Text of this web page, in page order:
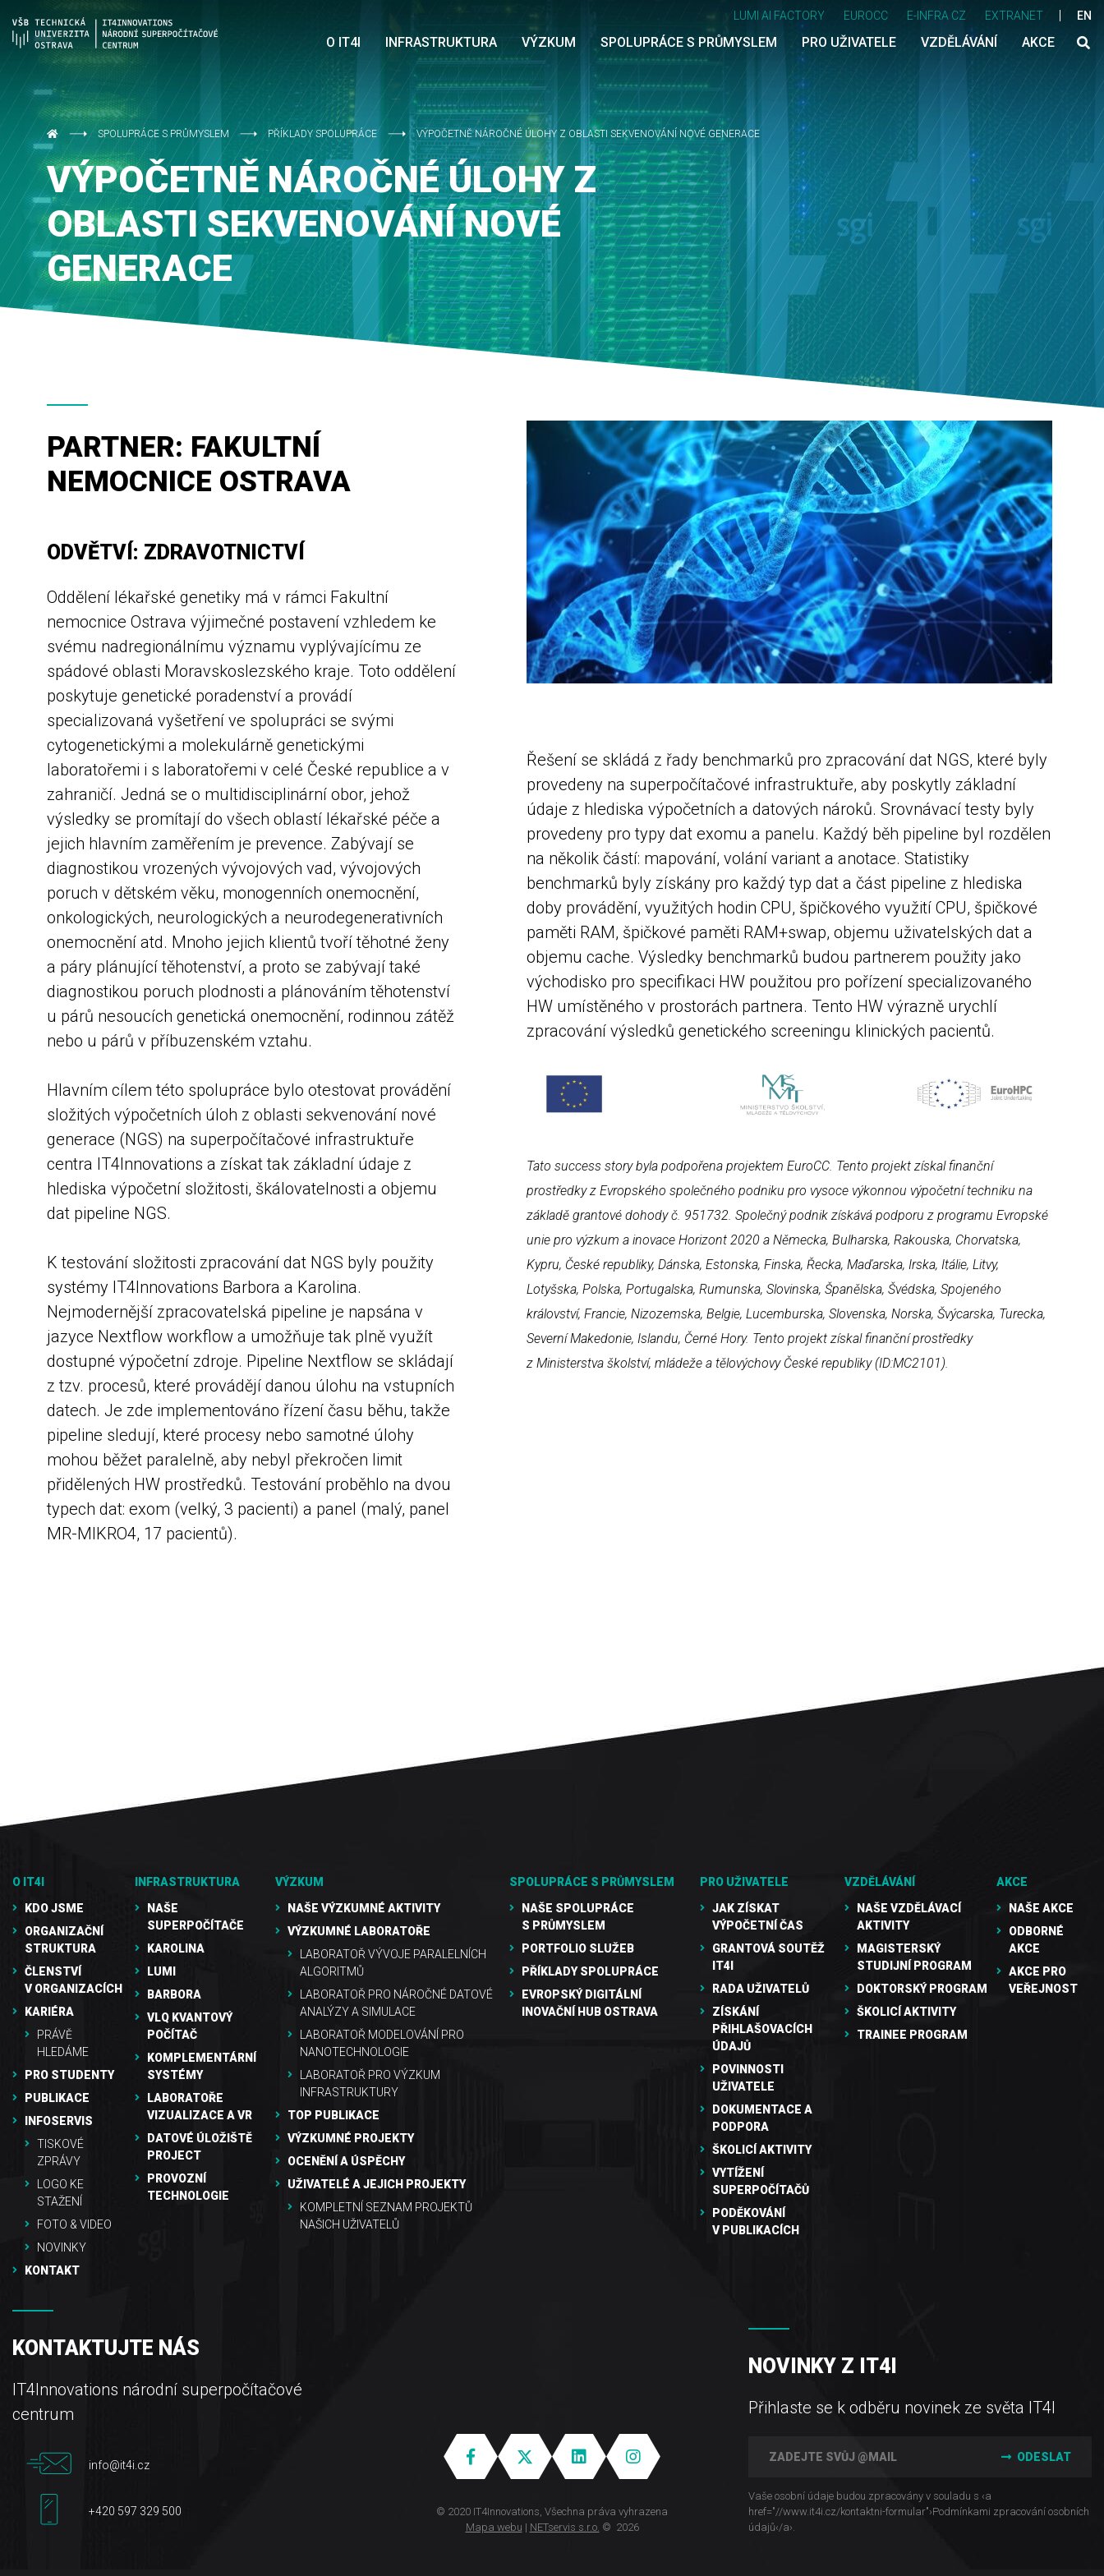
LUMI AI FACTORY EUROCC E-INFRA CZ EXTRANET EN
O IT4I INFRASTRUKTURA VÝZKUM SPOLUPRÁCE S PRŮMYSLEM PRO UŽIVATELE VZDĚLÁVÁNÍ AKCE
SPOLUPRÁCE S PRŮMYSLEM PŘÍKLADY SPOLUPRÁCE VÝPOČETNĚ NÁROČNÉ ÚLOHY Z OBLASTI SEKVENOVÁNÍ NOVÉ GENERACE
VÝPOČETNĚ NÁROČNÉ ÚLOHY Z
OBLASTI SEKVENOVÁNÍ NOVÉ
GENERACE
PARTNER: FAKULTNÍ
NEMOCNICE OSTRAVA
ODVĚTVÍ: ZDRAVOTNICTVÍ
Oddělení lékařské genetiky má v rámci Fakultní
nemocnice Ostrava výjimečné postavení vzhledem ke
svému nadregionálnímu významu vyplývajícímu ze
spádové oblasti Moravskoslezského kraje. Toto oddělení
poskytuje genetické poradenství a provádí
specializovaná vyšetření ve spolupráci se svými
cytogenetickými a molekulárně genetickými
laboratořemi i s laboratořemi v celé České republice a v
zahraničí. Jedná se o multidisciplinární obor, jehož
výsledky se promítají do všech oblastí lékařské péče a
jejich hlavním zaměřením je prevence. Zabývají se
diagnostikou vrozených vývojových vad, vývojových
poruch v dětském věku, monogenních onemocnění,
onkologických, neurologických a neurodegenerativních
onemocnění atd. Mnoho jejich klientů tvoří těhotné ženy
a páry plánující těhotenství, a proto se zabývají také
diagnostikou poruch plodnosti a plánováním těhotenství
u párů nesoucích genetická onemocnění, rodinnou zátěž
nebo u párů v příbuzenském vztahu.
Hlavním cílem této spolupráce bylo otestovat provádění
složitých výpočetních úloh z oblasti sekvenování nové
generace (NGS) na superpočítačové infrastruktuře
centra IT4Innovations a získat tak základní údaje z
hlediska výpočetní složitosti, škálovatelnosti a objemu
dat pipeline NGS.
K testování složitosti zpracování dat NGS byly použity
systémy IT4Innovations Barbora a Karolina.
Nejmodernější zpracovatelská pipeline je napsána v
jazyce Nextflow workflow a umožňuje tak plně využít
dostupné výpočetní zdroje. Pipeline Nextflow se skládají
z tzv. procesů, které provádějí danou úlohu na vstupních
datech. Je zde implementováno řízení času běhu, takže
pipeline sledují, které procesy nebo samotné úlohy
mohou běžet paralelně, aby nebyl překročen limit
přidělených HW prostředků. Testování proběhlo na dvou
typech dat: exom (velký, 3 pacienti) a panel (malý, panel
MR-MIKRO4, 17 pacientů).
Řešení se skládá z řady benchmarků pro zpracování dat NGS, které byly
provedeny na superpočítačové infrastruktuře, aby poskytly základní
údaje z hlediska výpočetních a datových nároků. Srovnávací testy byly
provedeny pro typy dat exomu a panelu. Každý běh pipeline byl rozdělen
na několik částí: mapování, volání variant a anotace. Statistiky
benchmarků byly získány pro každý typ dat a část pipeline z hlediska
doby provádění, využitých hodin CPU, špičkového využití CPU, špičkové
paměti RAM, špičkové paměti RAM+swap, objemu uživatelských dat a
objemu cache. Výsledky benchmarků budou partnerem použity jako
východisko pro specifikaci HW použitou pro pořízení specializovaného
HW umístěného v prostorách partnera. Tento HW výrazně urychlí
zpracování výsledků genetického screeningu klinických pacientů.
Tato success story byla podpořena projektem EuroCC. Tento projekt získal finanční
prostředky z Evropského společného podniku pro vysoce výkonnou výpočetní techniku na
základě grantové dohody č. 951732. Společný podnik získává podporu z programu Evropské
unie pro výzkum a inovace Horizont 2020 a Německa, Bulharska, Rakouska, Chorvatska,
Kypru, České republiky, Dánska, Estonska, Finska, Řecka, Maďarska, Irska, Itálie, Litvy,
Lotyšska, Polska, Portugalska, Rumunska, Slovinska, Španělska, Švédska, Spojeného
království, Francie, Nizozemska, Belgie, Lucemburska, Slovenska, Norska, Švýcarska, Turecka,
Severní Makedonie, Islandu, Černé Hory. Tento projekt získal finanční prostředky
z Ministerstva školství, mládeže a tělovýchovy České republiky (ID:MC2101).
O IT4I
KDO JSME
ORGANIZAČNÍ
STRUKTURA
ČLENSTVÍ
V ORGANIZACÍCH
KARIÉRA
PRÁVĚ
HLEDÁME
PRO STUDENTY
PUBLIKACE
INFOSERVIS
TISKOVÉ
ZPRÁVY
LOGO KE
STAŽENÍ
FOTO & VIDEO
NOVINKY
KONTAKT
INFRASTRUKTURA
NAŠE
SUPERPOČÍTAČE
KAROLINA
LUMI
BARBORA
VLQ KVANTOVÝ
POČÍTAČ
KOMPLEMENTÁRNÍ
SYSTÉMY
LABORATOŘE
VIZUALIZACE A VR
DATOVÉ ÚLOŽIŠTĚ
PROJECT
PROVOZNÍ
TECHNOLOGIE
VÝZKUM
NAŠE VÝZKUMNÉ AKTIVITY
VÝZKUMNÉ LABORATOŘE
LABORATOŘ VÝVOJE PARALELNÍCH
ALGORITMŮ
LABORATOŘ PRO NÁROČNÉ DATOVÉ
ANALÝZY A SIMULACE
LABORATOŘ MODELOVÁNÍ PRO
NANOTECHNOLOGIE
LABORATOŘ PRO VÝZKUM
INFRASTRUKTURY
TOP PUBLIKACE
VÝZKUMNÉ PROJEKTY
OCENĚNÍ A ÚSPĚCHY
UŽIVATELÉ A JEJICH PROJEKTY
KOMPLETNÍ SEZNAM PROJEKTŮ
NAŠICH UŽIVATELŮ
SPOLUPRÁCE S PRŮMYSLEM
NAŠE SPOLUPRÁCE
S PRŮMYSLEM
PORTFOLIO SLUŽEB
PŘÍKLADY SPOLUPRÁCE
EVROPSKÝ DIGITÁLNÍ
INOVAČNÍ HUB OSTRAVA
PRO UŽIVATELE
JAK ZÍSKAT
VÝPOČETNÍ ČAS
GRANTOVÁ SOUTĚŽ
IT4I
RADA UŽIVATELŮ
ZÍSKÁNÍ
PŘIHLAŠOVACÍCH
ÚDAJŮ
POVINNOSTI
UŽIVATELE
DOKUMENTACE A
PODPORA
ŠKOLICÍ AKTIVITY
VYTÍŽENÍ
SUPERPOČÍTAČŮ
PODĚKOVÁNÍ
V PUBLIKACÍCH
VZDĚLÁVÁNÍ
NAŠE VZDĚLÁVACÍ
AKTIVITY
MAGISTERSKÝ
STUDIJNÍ PROGRAM
DOKTORSKÝ PROGRAM
ŠKOLICÍ AKTIVITY
TRAINEE PROGRAM
AKCE
NAŠE AKCE
ODBORNÉ
AKCE
AKCE PRO
VEŘEJNOST
KONTAKTUJTE NÁS
IT4Innovations národní superpočítačové
centrum
info@it4i.cz
+420 597 329 500
© 2020 IT4Innovations, Všechna práva vyhrazena
Mapa webu | NETservis s.r.o. © 2026
NOVINKY Z IT4I
Přihlaste se k odběru novinek ze světa IT4I
ODESLAT
Vaše osobní údaje budou zpracovány v souladu s ‹a
href="//www.it4i­.cz/kontaktni-formular"›Podmínkami zpracování osobních
údajů‹/a›.